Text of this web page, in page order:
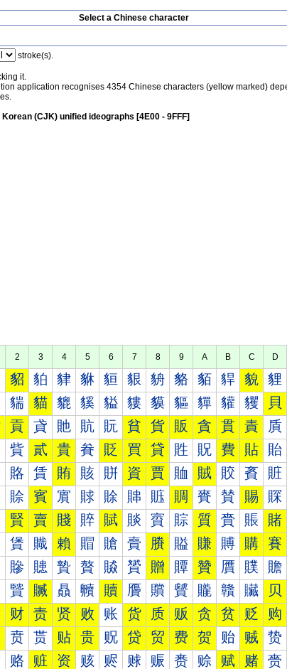
Select a Chinese character
stroke(s).
it.
application recognises 4354 Chinese characters (yellow marked)
(CJK) unified ideographs [4E00 - 9FFF]
2 3 4 5 6 7 8 9 A B C D
貂 貃 貄 貅 貆 貇 貈 貉 貊 貋 貌 貍
貒 貓 貔 貕 貖 貗 貘 貙 貚 貛 貜 貝
貢 貣 貤 貥 貦 貧 貨 販 貪 貫 責 貭
貲 貳 貴 貵 貶 買 貸 貹 貺 費 貼 貽
賂 賃 賄 賅 賆 資 賈 賉 賊 賋 賌 賍
賒 賓 賔 賕 賖 賗 賘 賙 賚 賛 賜 賝
賢 賣 賤 賥 賦 賧 賨 賩 質 賫 賬 賭
賲 賳 賴 賵 賶 賷 賸 賹 賺 賻 購 賽
贂 贃 贄 贅 贆 贇 贈 贉 贊 贋 贌 贍
贒 贓 贔 贕 贖 贗 贘 贙 贚 贛 贜 贝
财 责 贤 败 账 货 质 贩 贪 贫 贬 购
贲 贳 贴 贵 贶 贷 贸 费 贺 贻 贼 贽
赂 赃 资 赅 赆 赇 赈 赉 赊 赋 赌 赍